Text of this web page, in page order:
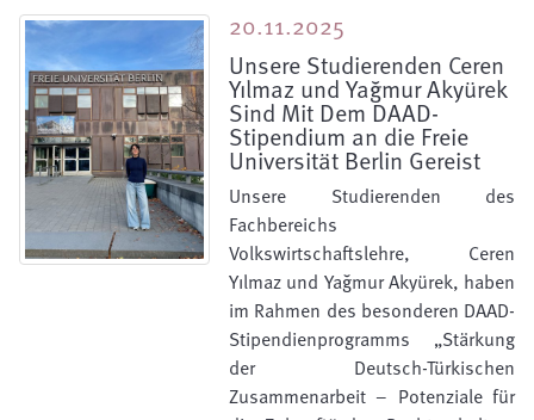
20.11.2025
Unsere Studierenden Ceren
Yılmaz und Yağmur Akyürek
Sind Mit Dem DAAD-
Stipendium an die Freie
Universität Berlin Gereist
Unsere Studierenden des
Fachbereichs
Volkswirtschaftslehre, Ceren
Yılmaz und Yağmur Akyürek, haben
im Rahmen des besonderen DAAD-
Stipendienprogramms „Stärkung
der Deutsch-Türkischen
Zusammenarbeit – Potenziale für